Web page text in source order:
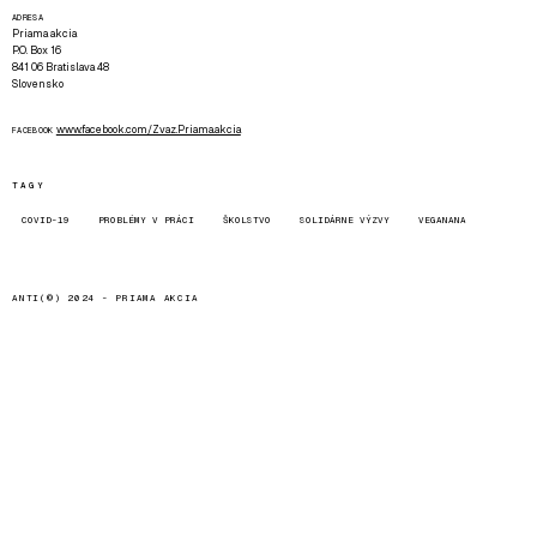
ADRESA
Priama akcia
P.O. Box 16
841 06 Bratislava 48
Slovensko
FACEBOOK www.facebook.com/Zvaz.Priama.akcia
TAGY
COVID-19 PROBLÉMY V PRÁCI ŠKOLSTVO SOLIDÁRNE VÝZVY VEGANANA
ANTI(©) 2024 - PRIAMA AKCIA